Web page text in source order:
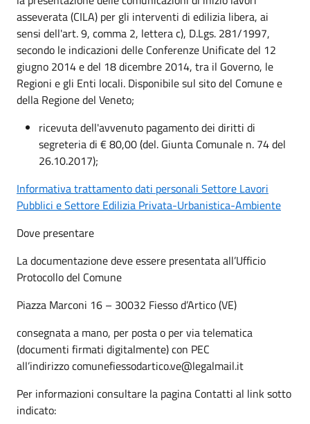
asseverata (CILA) per gli interventi di edilizia libera, ai
sensi dell'art. 9, comma 2, lettera c), D.Lgs. 281/1997,
secondo le indicazioni delle Conferenze Unificate del 12
giugno 2014 e del 18 dicembre 2014, tra il Governo, le
Regioni e gli Enti locali. Disponibile sul sito del Comune e
della Regione del Veneto;
ricevuta dell'avvenuto pagamento dei diritti di
segreteria di € 80,00 (del. Giunta Comunale n. 74 del
26.10.2017);
Informativa trattamento dati personali Settore Lavori
Pubblici e Settore Edilizia Privata-Urbanistica-Ambiente
Dove presentare
La documentazione deve essere presentata all’Ufficio
Protocollo del Comune
Piazza Marconi 16 – 30032 Fiesso d’Artico (VE)
consegnata a mano, per posta o per via telematica
(documenti firmati digitalmente) con PEC
all’indirizzo comunefiessodartico.ve@legalmail.it
Per informazioni consultare la pagina Contatti al link sotto
indicato: